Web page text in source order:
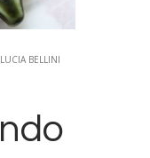
BELLINI